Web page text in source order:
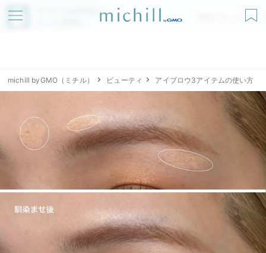
アプリでmichillが
無料ダウンロード
michill byGMO（ミチル） ビューティ アイブロウ3アイテムの使い方